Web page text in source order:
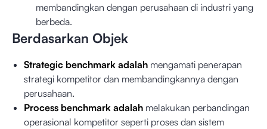
membandingkan dengan perusahaan di industri yang
berbeda.
Berdasarkan Objek
Strategic benchmark adalah mengamati penerapan
strategi kompetitor dan membandingkannya dengan
perusahaan.
Process benchmark adalah melakukan perbandingan
operasional kompetitor seperti proses dan sistem